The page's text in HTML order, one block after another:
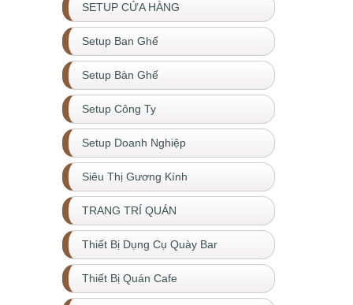
SETUP CỬA HÀNG
Setup Ban Ghế
Setup Bàn Ghế
Setup Công Ty
Setup Doanh Nghiệp
Siêu Thị Gương Kính
TRANG TRÍ QUÁN
Thiết Bị Dụng Cụ Quày Bar
Thiết Bị Quán Cafe